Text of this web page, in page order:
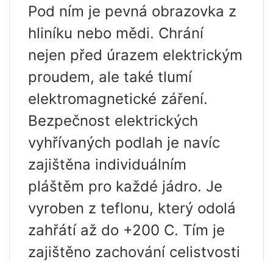
Pod ním je pevná obrazovka z
hliníku nebo mědi. Chrání
nejen před úrazem elektrickým
proudem, ale také tlumí
elektromagnetické záření.
Bezpečnost elektrických
vyhřívaných podlah je navíc
zajištěna individuálním
pláštěm pro každé jádro. Je
vyroben z teflonu, který odolá
zahřátí až do +200 C. Tím je
zajištěno zachování celistvosti